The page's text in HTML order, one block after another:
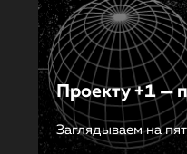
Проекту +1 —
Заглядываем на